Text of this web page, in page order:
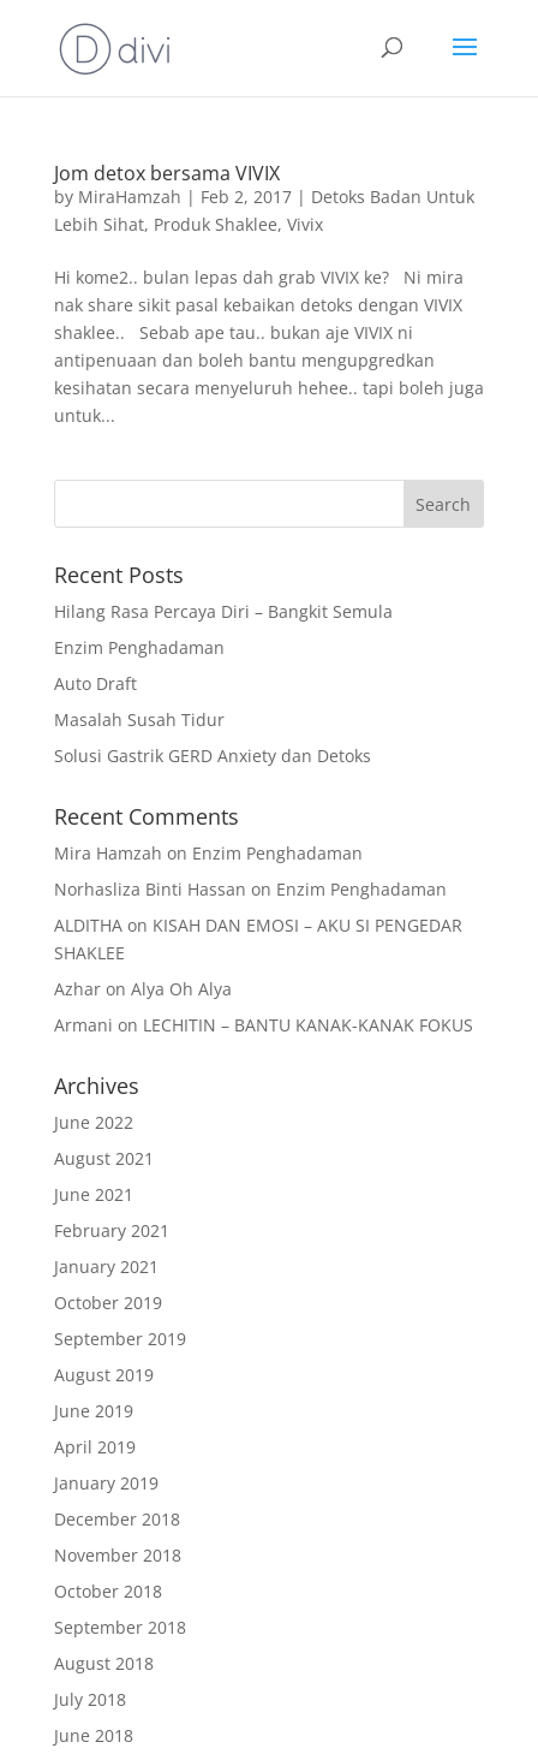
Jom detox bersama VIVIX
by MiraHamzah | Feb 2, 2017| Detoks Badan Untuk
Lebih Sihat, Produk Shaklee, Vivix
Hi kome2.. bulan lepas dah grab VIVIX ke? Ni mira
nak share sikit pasal kebaikan detoks dengan VIVIX
shaklee.. Sebab ape tau.. bukan aje VIVIX ni
antipenuaan dan boleh bantu mengupgredkan
kesihatan secara menyeluruh hehee.. tapi boleh juga
untuk...
Recent Posts
Hilang Rasa Percaya Diri – Bangkit Semula
Enzim Penghadaman
Auto Draft
Masalah Susah Tidur
Solusi Gastrik GERD Anxiety dan Detoks
Recent Comments
Mira Hamzah on Enzim Penghadaman
Norhasliza Binti Hassan on Enzim Penghadaman
ALDITHAon KISAH DAN EMOSI – AKU SI PENGEDAR
SHAKLEE
Azharon Alya Oh Alya
Armani on LECHITIN – BANTU KANAK-KANAK FOKUS
Archives
June 2022
August 2021
June 2021
February 2021
January 2021
October 2019
September 2019
August 2019
June 2019
April 2019
January 2019
December 2018
November 2018
October 2018
September 2018
August 2018
July 2018
June 2018